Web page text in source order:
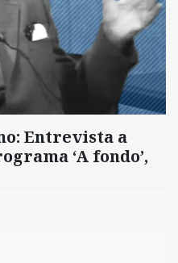
Entrevista a
‘A fondo’,